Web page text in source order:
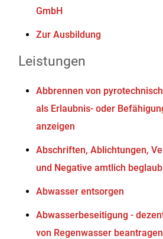
GmbH
Zur Ausbildung
Leistungen
Abbrennen von
als Erlaubnis- oder
anzeigen
Abschriften, Ablichtungen,
und Negative amtlich
Abwasser entsorgen
Abwasserbeseitigung -
von Regenwasser